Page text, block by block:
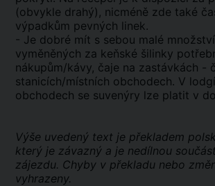
(obvykle drahý), nicméně zde také
výpadkům pevných linek.
- Je dobré mít s sebou malé
vyměněných za keňské šilinky
nákupům/kávy, čaje na zastávkách -
stanicích/místních obchodech. V
obchodech se suvenýry lze platit v
Výše uvedený text je překladem
který je závazný a je nedílnou
zájezdu. Chyby v překladu nebo
vyhrazeny.